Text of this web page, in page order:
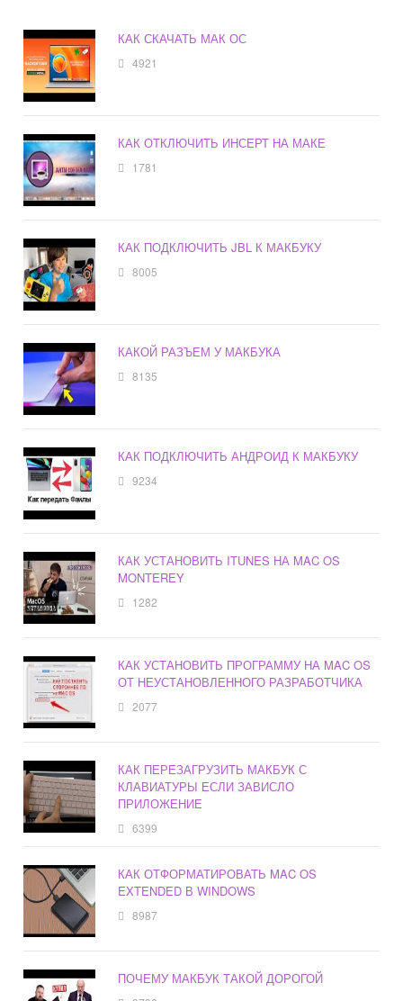
КАК СКАЧАТЬ МАК ОС
4921
КАК ОТКЛЮЧИТЬ ИНСЕРТ НА МАКЕ
1781
КАК ПОДКЛЮЧИТЬ JBL К МАКБУКУ
8005
КАКОЙ РАЗЪЕМ У МАКБУКА
8135
КАК ПОДКЛЮЧИТЬ АНДРОИД К МАКБУКУ
9234
КАК УСТАНОВИТЬ ITUNES НА MAC OS
MONTEREY
1282
КАК УСТАНОВИТЬ ПРОГРАММУ НА MAC OS
ОТ НЕУСТАНОВЛЕННОГО РАЗРАБОТЧИКА
2077
КАК ПЕРЕЗАГРУЗИТЬ МАКБУК С
КЛАВИАТУРЫ ЕСЛИ ЗАВИСЛО
ПРИЛОЖЕНИЕ
6399
КАК ОТФОРМАТИРОВАТЬ MAC OS
EXTENDED В WINDOWS
8987
ПОЧЕМУ МАКБУК ТАКОЙ ДОРОГОЙ